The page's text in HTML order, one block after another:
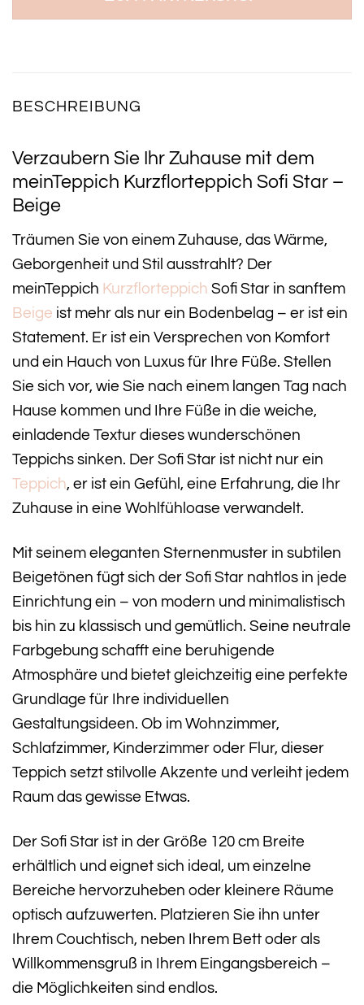
BESCHREIBUNG
Verzaubern Sie Ihr Zuhause mit dem
meinTeppich Kurzflorteppich Sofi Star –
Beige
Träumen Sie von einem Zuhause, das Wärme,
Geborgenheit und Stil ausstrahlt? Der
meinTeppich Kurzflorteppich Sofi Star in sanftem
Beige ist mehr als nur ein Bodenbelag – er ist ein
Statement. Er ist ein Versprechen von Komfort
und ein Hauch von Luxus für Ihre Füße. Stellen
Sie sich vor, wie Sie nach einem langen Tag nach
Hause kommen und Ihre Füße in die weiche,
einladende Textur dieses wunderschönen
Teppichs sinken. Der Sofi Star ist nicht nur ein
Teppich, er ist ein Gefühl, eine Erfahrung, die Ihr
Zuhause in eine Wohlfühloase verwandelt.
Mit seinem eleganten Sternenmuster in subtilen
Beigetönen fügt sich der Sofi Star nahtlos in jede
Einrichtung ein – von modern und minimalistisch
bis hin zu klassisch und gemütlich. Seine neutrale
Farbgebung schafft eine beruhigende
Atmosphäre und bietet gleichzeitig eine perfekte
Grundlage für Ihre individuellen
Gestaltungsideen. Ob im Wohnzimmer,
Schlafzimmer, Kinderzimmer oder Flur, dieser
Teppich setzt stilvolle Akzente und verleiht jedem
Raum das gewisse Etwas.
Der Sofi Star ist in der Größe 120 cm Breite
erhältlich und eignet sich ideal, um einzelne
Bereiche hervorzuheben oder kleinere Räume
optisch aufzuwerten. Platzieren Sie ihn unter
Ihrem Couchtisch, neben Ihrem Bett oder als
Willkommensgruß in Ihrem Eingangsbereich –
die Möglichkeiten sind endlos.